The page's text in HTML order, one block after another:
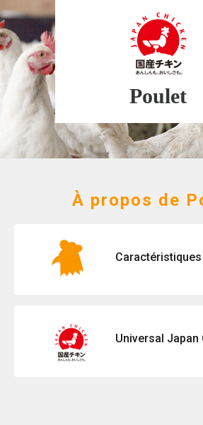
Poulet
À propos de
Universal Japan